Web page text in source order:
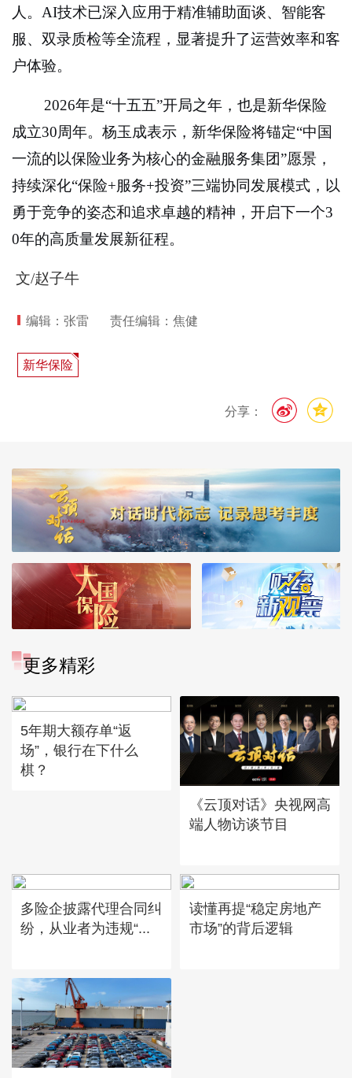
人。AI技术已深入应用于精准辅助面谈、智能客
服、双录质检等全流程，显著提升了运营效率和客
户体验。
2026年是“十五五”开局之年，也是新华保险
成立30周年。杨玉成表示，新华保险将锚定“中国
一流的以保险业务为核心的金融服务集团”愿景，
持续深化“保险+服务+投资”三端协同发展模式，以
勇于竞争的姿态和追求卓越的精神，开启下一个3
0年的高质量发展新征程。
文/赵子牛
编辑：张雷 责任编辑：焦健
新华保险
分享：
更多精彩
5年期大额存单“返
场”，银行在下什么
棋？
《云顶对话》央视网高
端人物访谈节目
多险企披露代理合同纠
纷，从业者为违规“...
读懂再提“稳定房地产
市场”的背后逻辑